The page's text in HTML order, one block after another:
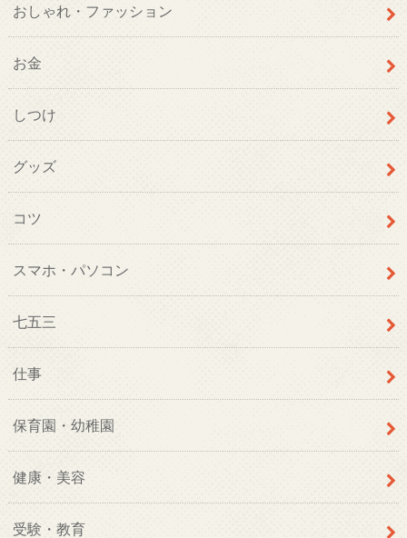
おしゃれ・ファッション
お金
しつけ
グッズ
コツ
スマホ・パソコン
七五三
仕事
保育園・幼稚園
健康・美容
受験・教育